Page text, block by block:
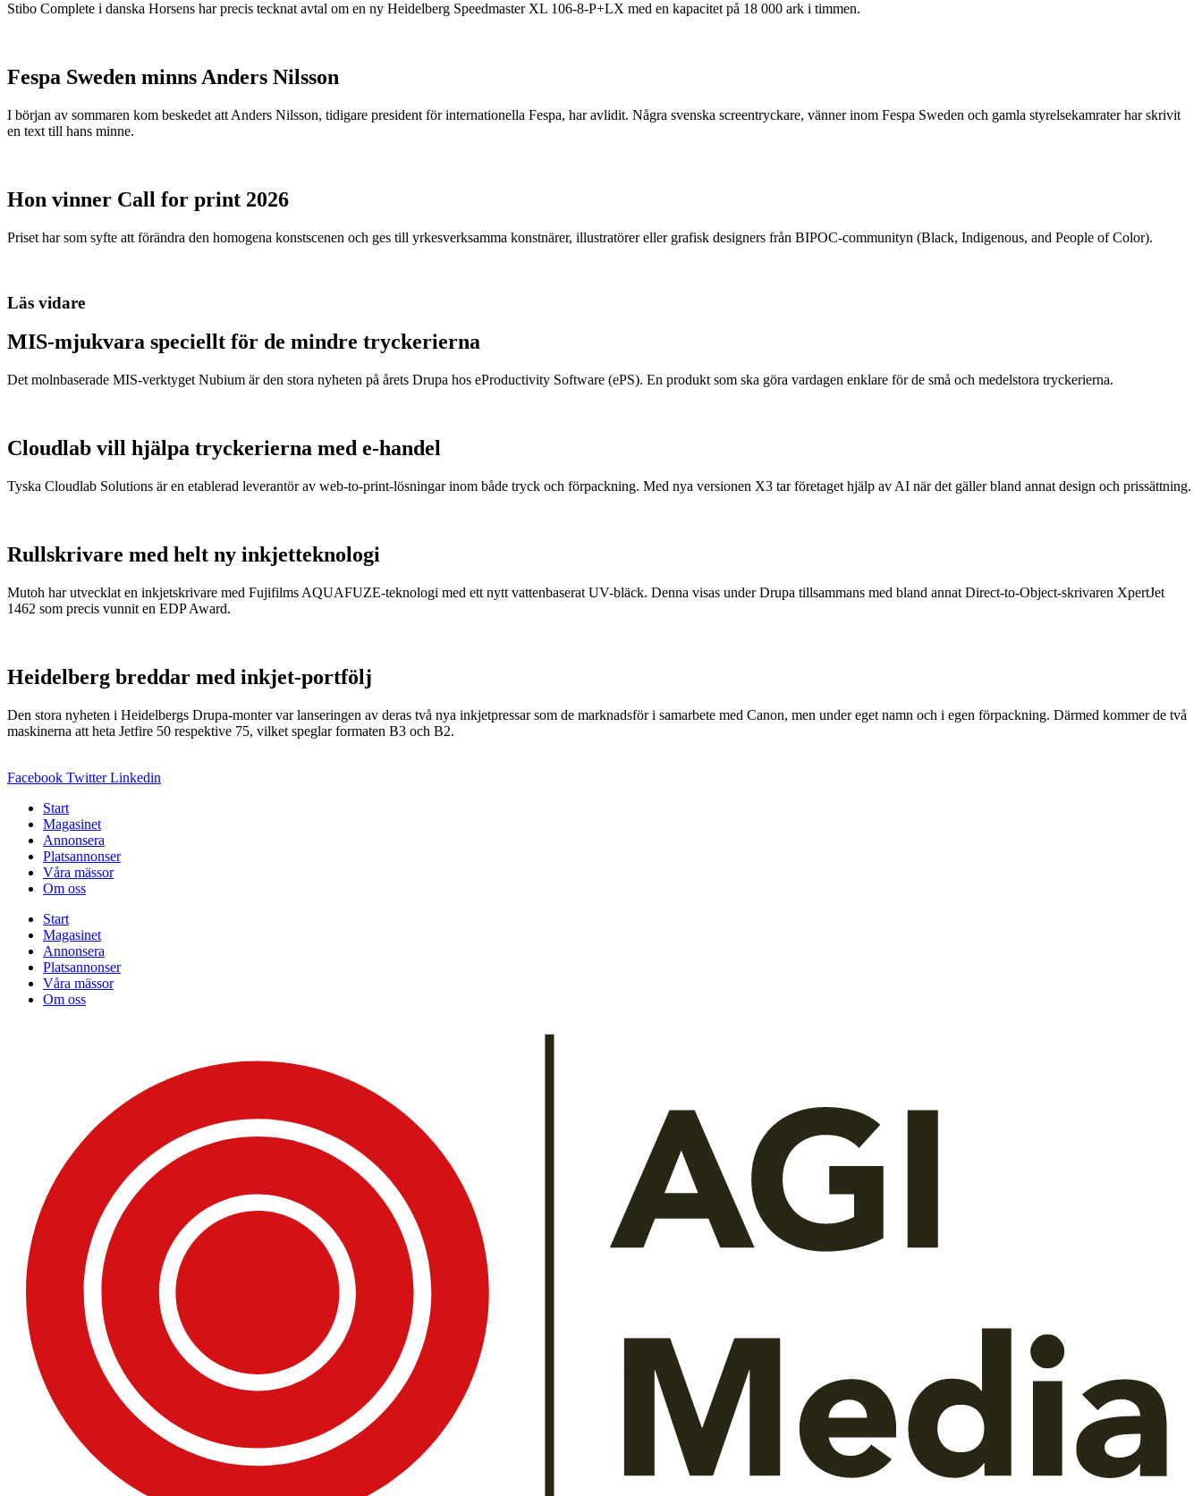
Stibo Complete i danska Horsens har precis tecknat avtal om en ny Heidelberg Speedmaster XL 106-8-P+LX med en kapacitet på 18 000 ark i timmen.
Fespa Sweden minns Anders Nilsson
I början av sommaren kom beskedet att Anders Nilsson, tidigare president för internationella Fespa, har avlidit. Några svenska screentryckare, vänner inom Fespa Sweden och gamla styrelsekamrater har skrivit
en text till hans minne.
Hon vinner Call for print 2026
Priset har som syfte att förändra den homogena konstscenen och ges till yrkesverksamma konstnärer, illustratörer eller grafisk designers från BIPOC-communityn (Black, Indigenous, and People of Color).
Läs vidare
MIS-mjukvara speciellt för de mindre tryckerierna
Det molnbaserade MIS-verktyget Nubium är den stora nyheten på årets Drupa hos eProductivity Software (ePS). En produkt som ska göra vardagen enklare för de små och medelstora tryckerierna.
Cloudlab vill hjälpa tryckerierna med e-handel
Tyska Cloudlab Solutions är en etablerad leverantör av web-to-print-lösningar inom både tryck och förpackning. Med nya versionen X3 tar företaget hjälp av AI när det gäller bland annat design och prissättning.
Rullskrivare med helt ny inkjetteknologi
Mutoh har utvecklat en inkjetskrivare med Fujifilms AQUAFUZE-teknologi med ett nytt vattenbaserat UV-bläck. Denna visas under Drupa tillsammans med bland annat Direct-to-Object-skrivaren XpertJet
1462 som precis vunnit en EDP Award.
Heidelberg breddar med inkjet-portfölj
Den stora nyheten i Heidelbergs Drupa-monter var lanseringen av deras två nya inkjetpressar som de marknadsför i samarbete med Canon, men under eget namn och i egen förpackning. Därmed kommer de två
maskinerna att heta Jetfire 50 respektive 75, vilket speglar formaten B3 och B2.
Facebook Twitter Linkedin
Start
Magasinet
Annonsera
Platsannonser
Våra mässor
Om oss
Start
Magasinet
Annonsera
Platsannonser
Våra mässor
Om oss